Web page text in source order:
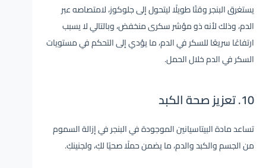
يستغرق البنجر وقتًا طويلًا ليتحول إلى جلوكوز، لامتصاصه عبر
الدم، وذلك لأنه ذو مؤشر سكرى منخفض، وبالتالي لا يسبب
ارتفاعًا سريعًا للسكر في الدم، ما يؤدي إلى التحكم في مستويات
السكر في الدم خلال الحمل.
10. تعزيز صحة الكبد
تساعد مادة البيتاسيانين الموجودة في البنجر في إزالة السموم
من الجسم والكبد والدم، ما يضمن حملًا صحيًا لكِ، ولجنينكِ.